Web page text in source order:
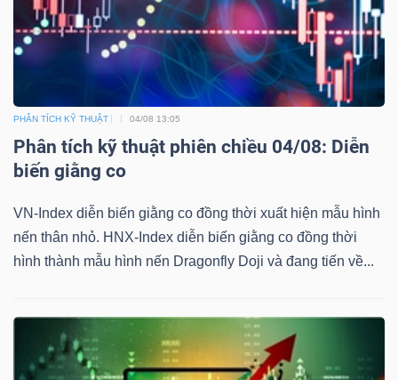
PHÂN TÍCH KỸ THUẬT 04/08 13:05
Phân tích kỹ thuật phiên chiều 04/08: Diễn
biến giằng co
VN-Index diễn biến giằng co đồng thời xuất hiện mẫu hình
nến thân nhỏ. HNX-Index diễn biến giằng co đồng thời
hình thành mẫu hình nến Dragonfly Doji và đang tiến về...
SẢN
Mã
khoán
(-)
Tất cả Cổ phiếu
Lãnh
đạo
Tất cả Người nội bộ Người liên quan Cổ đông lớn
Tin